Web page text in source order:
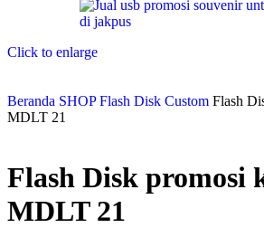
Click to enlarge
Beranda SHOPFlash Disk Custom Flash
MDLT 21
Flash Disk promosi
MDLT 21